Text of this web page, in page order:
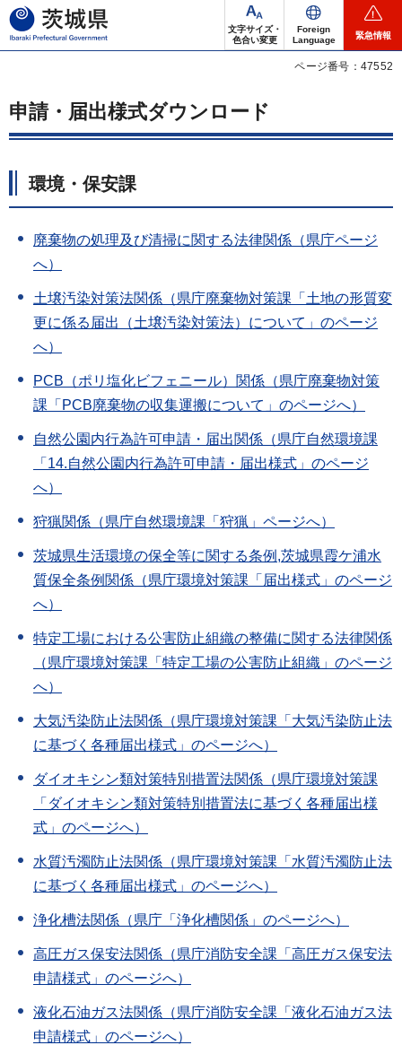
茨城県
文字サイズ・
色合い変更
Foreign
Language
緊急情報
ページ番号：47552
申請・届出様式ダウンロード
環境・保安課
廃棄物の処理及び清掃に関する法律関係（県庁ページ
へ）
土壌汚染対策法関係（県庁廃棄物対策課「土地の形質変
更に係る届出（土壌汚染対策法）について」のページ
へ）
PCB（ポリ塩化ビフェニール）関係（県庁廃棄物対策
課「PCB廃棄物の収集運搬について」のページへ）
自然公園内行為許可申請・届出関係（県庁自然環境課
「14.自然公園内行為許可申請・届出様式」のページ
へ）
狩猟関係（県庁自然環境課「狩猟」ページへ）
茨城県生活環境の保全等に関する条例,茨城県霞ケ浦水
質保全条例関係（県庁環境対策課「届出様式」のページ
へ）
特定工場における公害防止組織の整備に関する法律関係
（県庁環境対策課「特定工場の公害防止組織」のページ
へ）
大気汚染防止法関係（県庁環境対策課「大気汚染防止法
に基づく各種届出様式」のページへ）
ダイオキシン類対策特別措置法関係（県庁環境対策課
「ダイオキシン類対策特別措置法に基づく各種届出様
式」のページへ）
水質汚濁防止法関係（県庁環境対策課「水質汚濁防止法
に基づく各種届出様式」のページへ）
浄化槽法関係（県庁「浄化槽関係」のページへ）
高圧ガス保安法関係（県庁消防安全課「高圧ガス保安法
申請様式」のページへ）
液化石油ガス法関係（県庁消防安全課「液化石油ガス法
申請様式」のページへ）